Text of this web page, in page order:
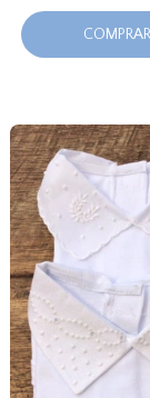
COMPRAR